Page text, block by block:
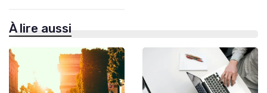
À lire aussi